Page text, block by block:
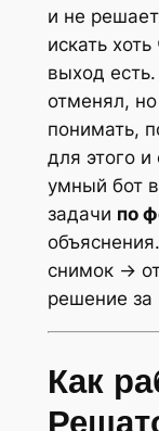
и не
искать
выход
отменял, но
понимать,
для этого и
умный бот
задачи по
снимок →
решение за
Как